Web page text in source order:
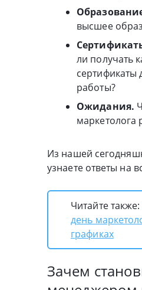
высшее
ли получать
сертификаты
работы?
Ожидания.
маркетолога
Из нашей
узнаете ответы на
Читайте также:
день
графиках
Зачем